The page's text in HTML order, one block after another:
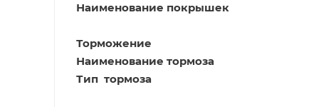
Наименование покрышек
Торможение
Наименование тормоза
Тип тормоза